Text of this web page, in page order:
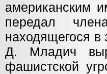
американским
передал
находящегося в
Д. Младич
фашистской